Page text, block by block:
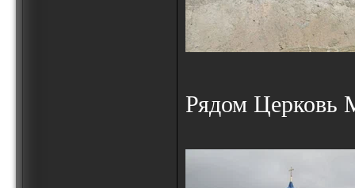
Рядом Церковь